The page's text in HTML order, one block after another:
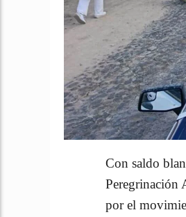
Con saldo
Peregrinación
por el